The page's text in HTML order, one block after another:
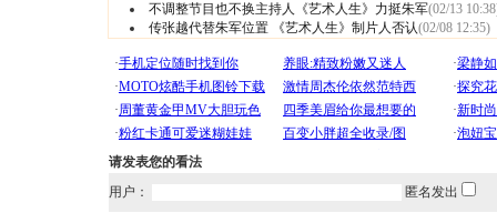
不调整节目也不换主持人《艺术人生》力挺朱军(02/13
传张越代替朱军位置 《艺术人生》制片人否认(02/08 12:35)
请发表您的看法
用户：
匿名发出